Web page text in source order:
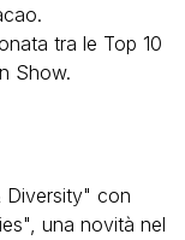
tra le Top 10
Show.
Diversity" con
una novità nel